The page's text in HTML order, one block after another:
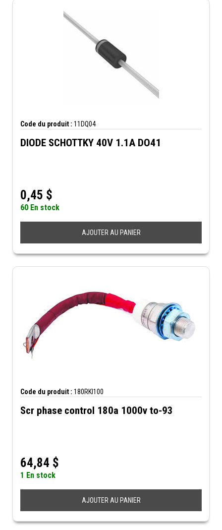
Code du produit : 11DQ04
DIODE SCHOTTKY 40V 1.1A DO41
0,45 $
60 En stock
AJOUTER AU PANIER
Code du produit : 180RKI100
Scr phase control 180a 1000v to-93
64,84 $
1 En stock
AJOUTER AU PANIER